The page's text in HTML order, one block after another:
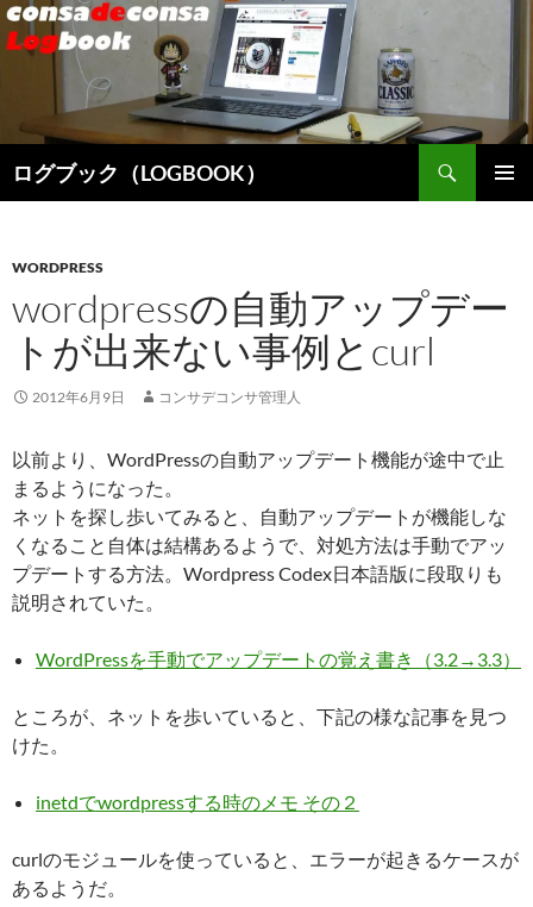
ログブック（LOGBOOK）
索
ン
へ
ス
キ
ッ
WORDPRESS
wordpressの自動アップデー
トが出来ない事例とcurl
2012年6月9日 コンサデコンサ管理人
以前より、WordPressの自動アップデート機能が途中で止
まるようになった。
ネットを探し歩いてみると、自動アップデートが機能しな
くなること自体は結構あるようで、対処方法は手動でアッ
プデートする方法。Wordpress Codex日本語版に段取りも
説明されていた。
WordPressを手動でアップデートの覚え書き（3.2→3.3）
ところが、ネットを歩いていると、下記の様な記事を見つ
けた。
inetdでwordpressする時のメモ その２
curlのモジュールを使っていると、エラーが起きるケースが
あるようだ。